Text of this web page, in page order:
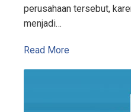
perusahaan tersebut,
menjadi…
Read More